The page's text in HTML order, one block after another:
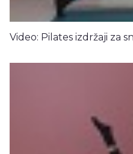
Video: Pilates izdržaji za